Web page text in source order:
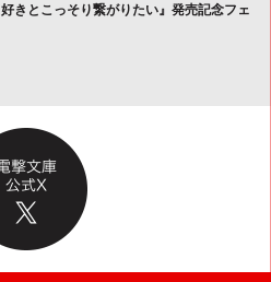
好きとこっそり繋がりたい』発売記念フェ